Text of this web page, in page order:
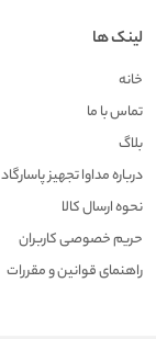
لینک ها
خانه
تماس با ما
بلاگ
درباره مداوا تجهیز پاسارگاد
نحوه ارسال کالا
حریم خصوصی کاربران
راهنمای قوانین و مقررات